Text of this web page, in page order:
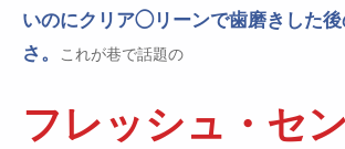
いのにクリア◯リーンで歯磨きした後
さ。
これが巷で話題の
フレッシュ・セ